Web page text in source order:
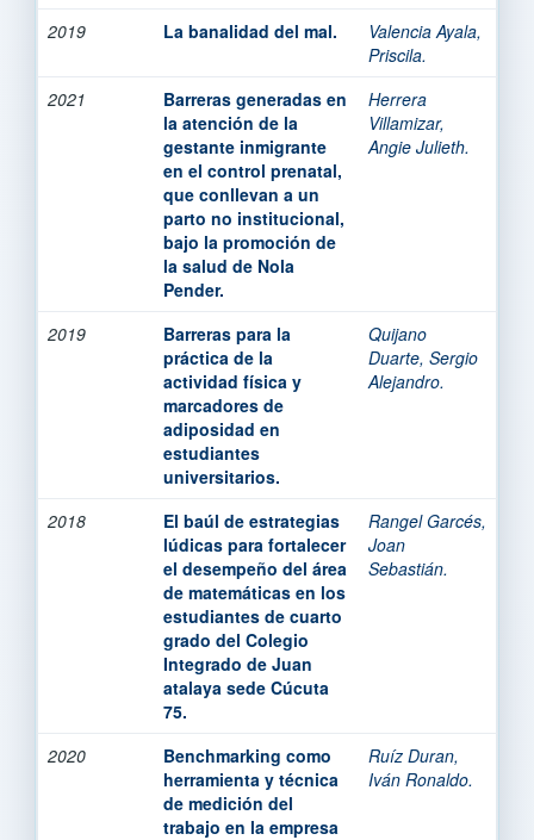
2019 La banalidad del mal.
Valencia Ayala,
Priscila.
2021
Barreras generadas en
la atención de la
gestante inmigrante
en el control prenatal,
que conllevan a un
parto no institucional,
bajo la promoción de
la salud de Nola
Pender.
Herrera
Villamizar,
Angie Julieth.
2019
Barreras para la
práctica de la
actividad física y
marcadores de
adiposidad en
estudiantes
universitarios.
Quijano
Duarte, Sergio
Alejandro.
2018
El baúl de estrategias
lúdicas para fortalecer
el desempeño del área
de matemáticas en los
estudiantes de cuarto
grado del Colegio
Integrado de Juan
atalaya sede Cúcuta
75.
Rangel Garcés,
Joan
Sebastián.
2020
Benchmarking como
herramienta y técnica
de medición del
trabajo en la empresa
Ruíz Duran,
Iván Ronaldo.